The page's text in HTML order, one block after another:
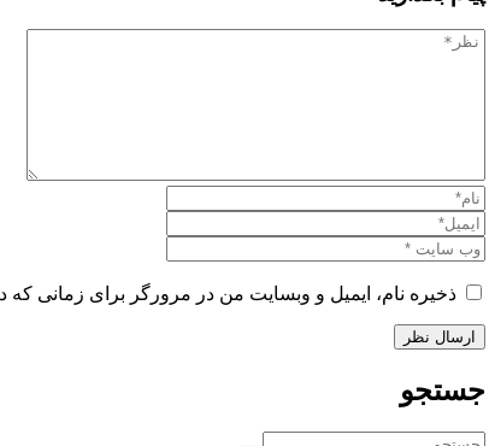
ذخیره نام، ایمیل و وبسایت من در مرورگر برای زمانی که
جستجو